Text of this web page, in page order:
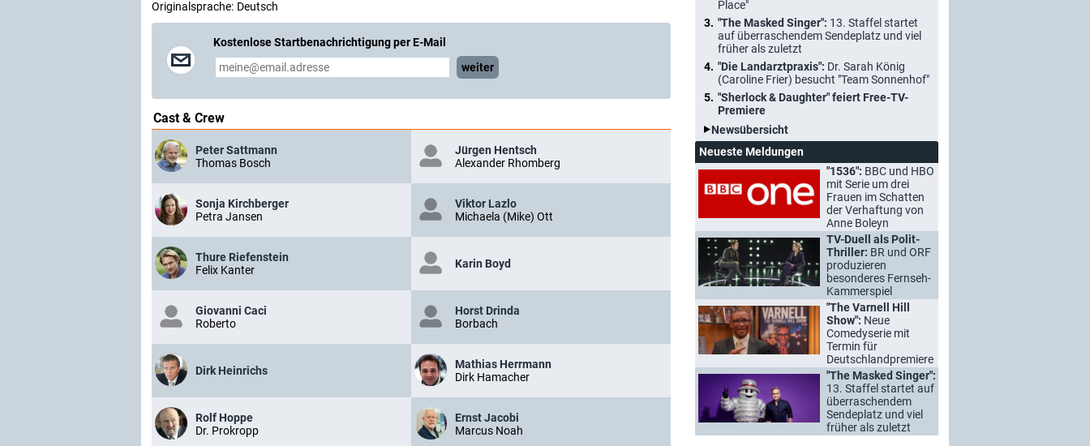
Originalsprache: Deutsch
Kostenlose Startbenachrichtigung per E-Mail
weiter
Cast & Crew
Peter Sattmann
Thomas Bosch
Jürgen Hentsch
Alexander Rhomberg
Sonja Kirchberger
Petra Jansen
Viktor Lazlo
Michaela (Mike) Ott
Thure Riefenstein
Felix Kanter
Karin Boyd
Giovanni Caci
Roberto
Horst Drinda
Borbach
Dirk Heinrichs
Mathias Herrmann
Dirk Hamacher
Rolf Hoppe
Dr. Prokropp
Ernst Jacobi
Marcus Noah
Place"
"The Masked Singer": 13. Staffel startet
auf überraschendem Sendeplatz und viel
früher als zuletzt
"Die Landarztpraxis": Dr. Sarah König
(Caroline Frier) besucht "Team Sonnenhof"
"Sherlock & Daughter" feiert Free-TV-
Premiere
Newsübersicht
Neueste Meldungen
"1536": BBC und HBO
mit Serie um drei
Frauen im Schatten
der Verhaftung von
Anne Boleyn
TV-Duell als Polit-
Thriller: BR und ORF
produzieren
besonderes Fernseh-
Kammerspiel
"The Varnell Hill
Show": Neue
Comedyserie mit
Termin für
Deutschlandpremiere
"The Masked Singer":
13. Staffel startet auf
überraschendem
Sendeplatz und viel
früher als zuletzt